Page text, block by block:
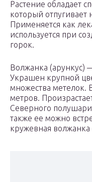
Растение обладает
который
Применяется как
используется при
горок.
Волжанка (арункус)
Украшен крупной
множества метелок.
метров.
Северного
также ее можно
кружевная